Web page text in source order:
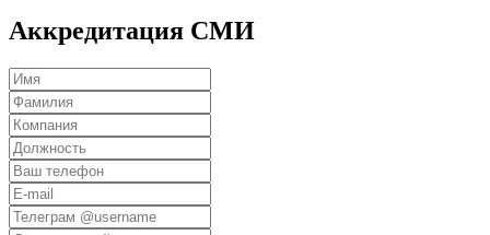
Аккредитация СМИ